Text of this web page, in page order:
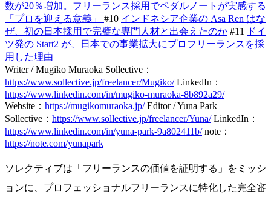
数が20％増加。フリーランス採用でペダルノートが実感する
「プロを迎える意義」 #10 インドネシア企業の Asa Ren はな
ぜ、初の日本採用で完璧な専門人材と出会えたのか #11 ドイ
ツ発の Start2 が、日本での事業拡大にプロフリーランスを採
用した理由
Writer / Mugiko Muraoka Sollective：
https://www.sollective.jp/freelancer/Mugiko/LinkedIn：
https://www.linkedin.com/in/mugiko-muraoka-8b892a29/
Website： https://mugikomuraoka.jp/ Editor / Yuna Park
Sollective： https://www.sollective.jp/freelancer/Yuna/ LinkedIn：
https://www.linkedin.com/in/yuna-park-9a802411b/ note：
https://note.com/yunapark
ソレクティブは「フリーランスの価値を証明する」をミッシ
ョンに、プロフェッショナルフリーランスに特化した完全審